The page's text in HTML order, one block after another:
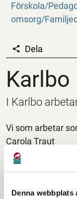
Denna webbplats
Förskola/
omsorg/
Karlbo
Dela
Karlbo
I Karlbo
Vi som arbetar
Carola Traut
Carina Malmquist